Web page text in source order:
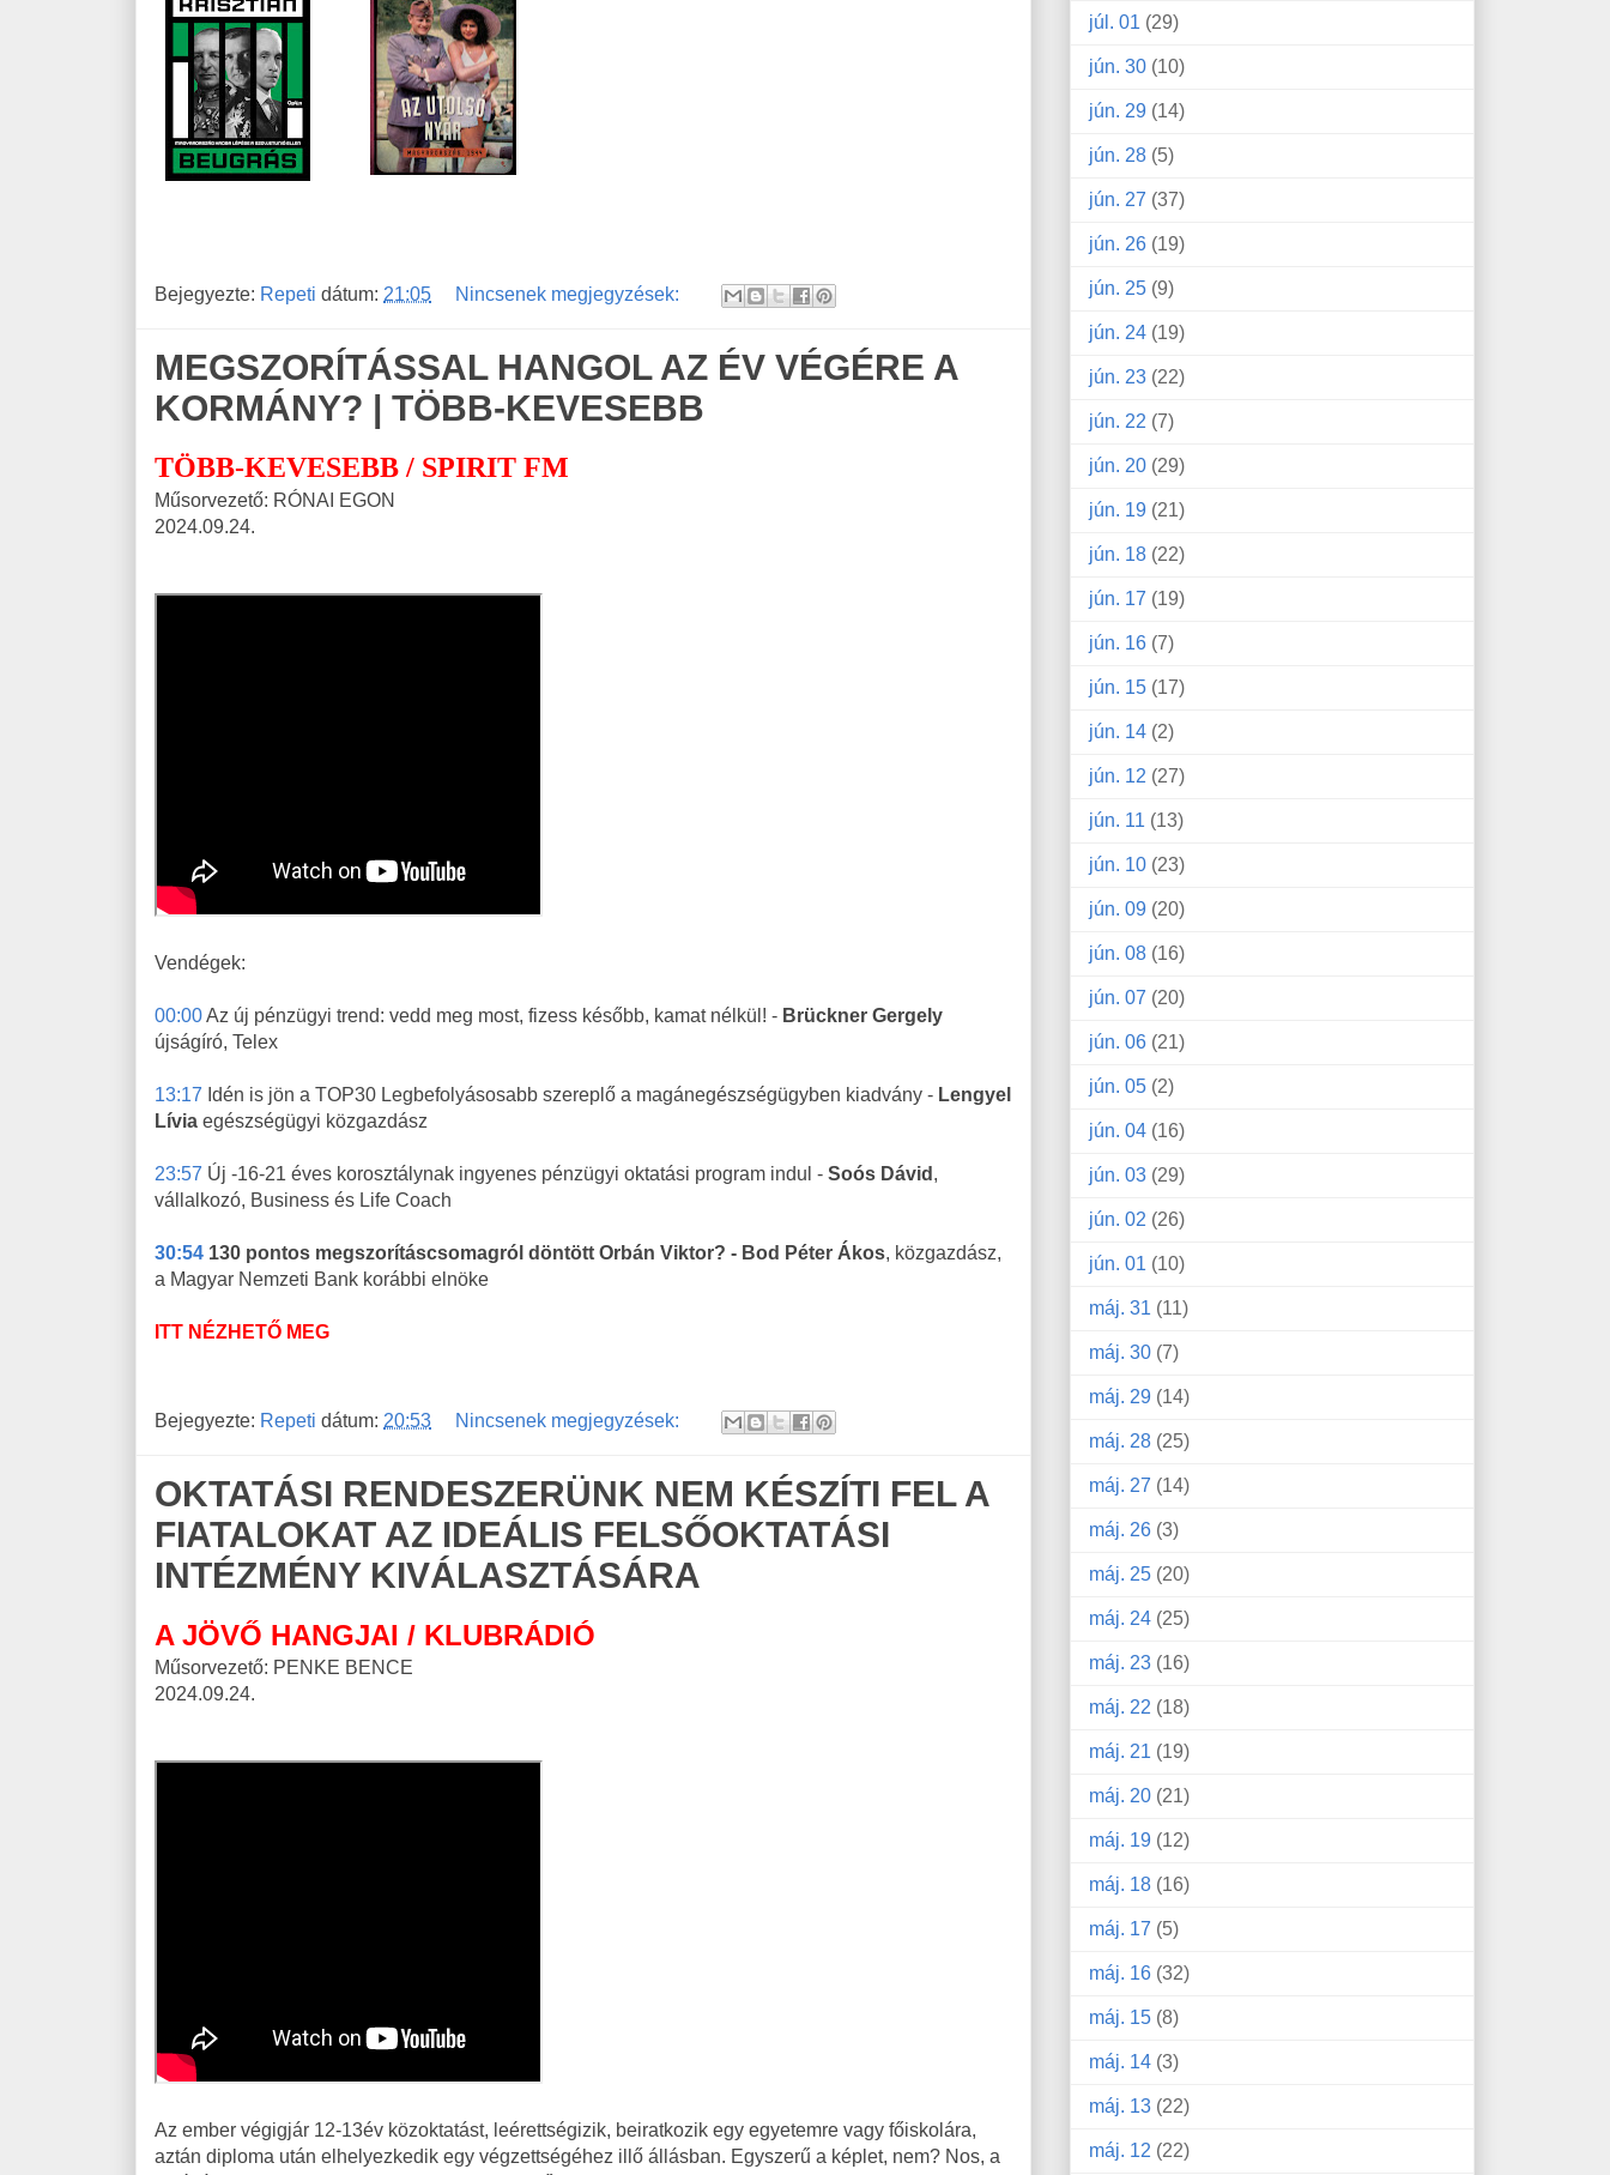
Bejegyezte: Repeti dátum: 21:05 Nincsenek megjegyzések:
MEGSZORÍTÁSSAL HANGOL AZ ÉV VÉGÉRE A
KORMÁNY? | TÖBB-KEVESEBB
TÖBB-KEVESEBB / SPIRIT FM
Műsorvezető: RÓNAI EGON
2024.09.24.
Vendégek:
00:00Az új pénzügyi trend: vedd meg most, fizess később, kamat nélkül! - Brückner Gergely
újságíró, Telex
13:17 Idén is jön a TOP30 Legbefolyásosabb szereplő a magánegészségügyben kiadvány - Lengyel
Lívia egészségügyi közgazdász
23:57 Új -16-21 éves korosztálynak ingyenes pénzügyi oktatási program indul - Soós Dávid ,
vállalkozó, Business és Life Coach
30:54 130 pontos megszorításcsomagról döntött Orbán Viktor? - Bod Péter Ákos, közgazdász,
a Magyar Nemzeti Bank korábbi elnöke
ITT NÉZHETŐ MEG
Bejegyezte: Repeti dátum: 20:53 Nincsenek megjegyzések:
OKTATÁSI RENDESZERÜNK NEM KÉSZÍTI FEL A
FIATALOKAT AZ IDEÁLIS FELSŐOKTATÁSI
INTÉZMÉNY KIVÁLASZTÁSÁRA
A JÖVŐ HANGJAI / KLUBRÁDIÓ
Műsorvezető: PENKE BENCE
2024.09.24.
Az ember végigjár 12-13év közoktatást, leérettségizik, beiratkozik egy egyetemre vagy főiskolára,
aztán diploma után elhelyezkedik egy végzettségéhez illő állásban. Egyszerű a képlet, nem? Nos, a
júl. 01 (29)
jún. 30 (10)
jún. 29 (14)
jún. 28 (5)
jún. 27 (37)
jún. 26 (19)
jún. 25 (9)
jún. 24 (19)
jún. 23 (22)
jún. 22 (7)
jún. 20 (29)
jún. 19 (21)
jún. 18 (22)
jún. 17 (19)
jún. 16 (7)
jún. 15 (17)
jún. 14 (2)
jún. 12 (27)
jún. 11 (13)
jún. 10 (23)
jún. 09 (20)
jún. 08 (16)
jún. 07 (20)
jún. 06 (21)
jún. 05 (2)
jún. 04 (16)
jún. 03 (29)
jún. 02 (26)
jún. 01 (10)
máj. 31 (11)
máj. 30 (7)
máj. 29 (14)
máj. 28 (25)
máj. 27 (14)
máj. 26 (3)
máj. 25 (20)
máj. 24 (25)
máj. 23 (16)
máj. 22 (18)
máj. 21 (19)
máj. 20 (21)
máj. 19 (12)
máj. 18 (16)
máj. 17 (5)
máj. 16 (32)
máj. 15 (8)
máj. 14 (3)
máj. 13 (22)
máj. 12 (22)